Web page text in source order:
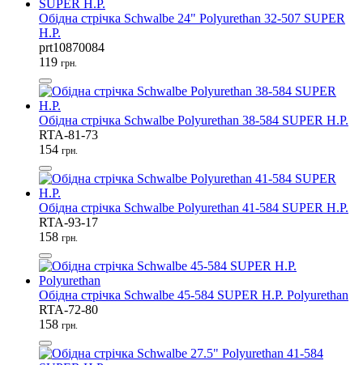
Обідна стрічка Schwalbe 24" Polyurethan 32-507 SUPER
H.P.
prt10870084
119 грн.
Обідна стрічка Schwalbe Polyurethan 38-584 SUPER H.P.
RTA-81-73
154 грн.
Обідна стрічка Schwalbe Polyurethan 41-584 SUPER H.P.
RTA-93-17
158 грн.
Обідна стрічка Schwalbe 45-584 SUPER H.P. Polyurethan
RTA-72-80
158 грн.